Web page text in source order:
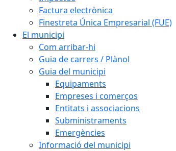
Factura electrònica
Finestreta Única Empresarial (FUE)
El municipi
Com arribar-hi
Guia de carrers / Plànol
Guia del municipi
Equipaments
Empreses i comerços
Entitats i associacions
Subministraments
Emergències
Informació del municipi